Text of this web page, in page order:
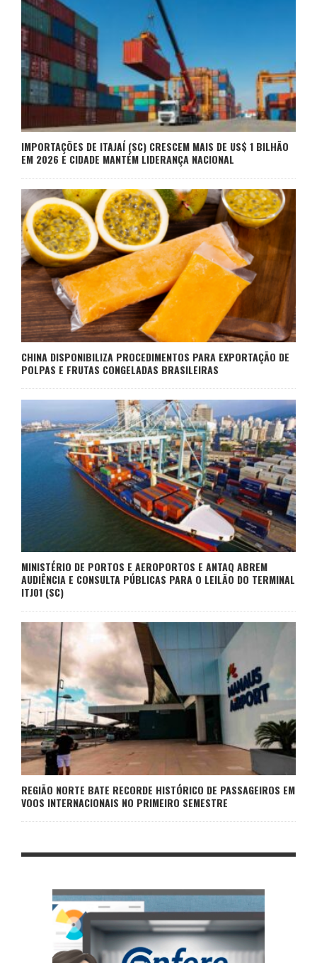
IMPORTAÇÕES DE ITAJAÍ (SC) CRESCEM MAIS DE US$ 1 BILHÃO
EM 2026 E CIDADE MANTÉM LIDERANÇA NACIONAL
CHINA DISPONIBILIZA PROCEDIMENTOS PARA EXPORTAÇÃO DE
POLPAS E FRUTAS CONGELADAS BRASILEIRAS
MINISTÉRIO DE PORTOS E AEROPORTOS E ANTAQ ABREM
AUDIÊNCIA E CONSULTA PÚBLICAS PARA O LEILÃO DO TERMINAL
ITJ01 (SC)
REGIÃO NORTE BATE RECORDE HISTÓRICO DE PASSAGEIROS EM
VOOS INTERNACIONAIS NO PRIMEIRO SEMESTRE